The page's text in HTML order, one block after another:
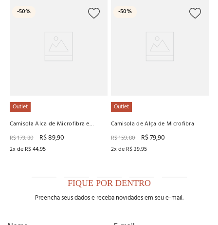
-50%
Outlet
Camisola Alca de Microfibra e
R$179,80 R$89,90
2x de R$44,95
-50%
Outlet
Camisola de Alça de Microfibra
R$159,80 R$79,90
2x de R$39,95
FIQUE POR DENTRO
Preencha seus dados e receba novidades em seu e-mail.